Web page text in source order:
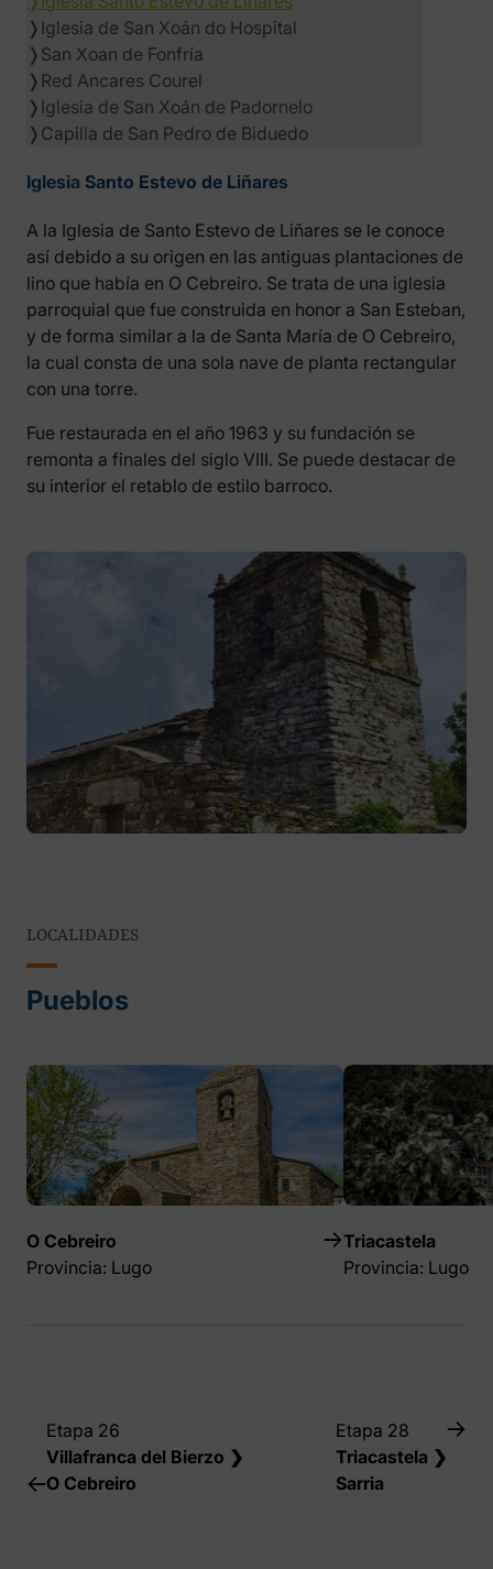
❭ Iglesia de San Xoán do Hospital
❭ San Xoan de Fonfría
❭ Red Ancares Courel
❭ Iglesia de San Xoán de Padornelo
❭ Capilla de San Pedro de Biduedo
Iglesia Santo Estevo de Liñares
A la Iglesia de Santo Estevo de Liñares se le conoce
así debido a su origen en las antiguas plantaciones de
lino que había en O Cebreiro. Se trata de una iglesia
parroquial que fue construida en honor a San Esteban,
y de forma similar a la de Santa María de O Cebreiro,
la cual consta de una sola nave de planta rectangular
con una torre.
Fue restaurada en el año 1963 y su fundación se
remonta a finales del siglo VIII. Se puede destacar de
su interior el retablo de estilo barroco.
LOCALIDADES
Pueblos
O Cebreiro
Provincia: Lugo
Triacastela
Provincia: Lugo
Etapa 26
Villafranca del Bierzo ❯
O Cebreiro
Etapa 28
Triacastela ❯
Sarria